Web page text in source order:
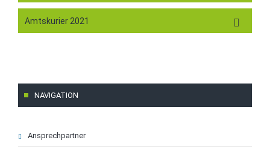
Amtskurier 2021
NAVIGATION
Navigation
überspringen
Ansprechpartner